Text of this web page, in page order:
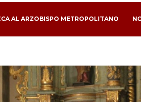
AL ARZOBISPO METROPOLITANO